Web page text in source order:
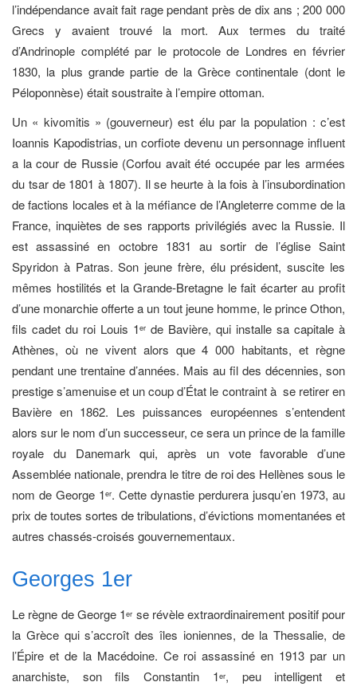
l’indépendance avait fait rage pendant près de dix ans ; 200 000
Grecs y avaient trouvé la mort. Aux termes du traité
d’Andrinople complété par le protocole de Londres en février
1830, la plus grande partie de la Grèce continentale (dont le
Péloponnèse) était soustraite à l’empire ottoman.
Un « kivomitis » (gouverneur) est élu par la population : c’est
Ioannis Kapodistrias, un corfiote devenu un personnage influent
a la cour de Russie (Corfou avait été occupée par les armées
du tsar de 1801 à 1807). Il se heurte à la fois à l’insubordination
de factions locales et à la méfiance de l’Angleterre comme de la
France, inquiètes de ses rapports privilégiés avec la Russie. Il
est assassiné en octobre 1831 au sortir de l’église Saint
Spyridon à Patras. Son jeune frère, élu président, suscite les
mêmes hostilités et la Grande-Bretagne le fait écarter au profit
d’une monarchie offerte a un tout jeune homme, le prince Othon,
fils cadet du roi Louis 1er de Bavière, qui installe sa capitale à
Athènes, où ne vivent alors que 4 000 habitants, et règne
pendant une trentaine d’années. Mais au fil des décennies, son
prestige s’amenuise et un coup d’État le contraint à se retirer en
Bavière en 1862. Les puissances européennes s’entendent
alors sur le nom d’un successeur, ce sera un prince de la famille
royale du Danemark qui, après un vote favorable d’une
Assemblée nationale, prendra le titre de roi des Hellènes sous le
nom de George 1er. Cette dynastie perdurera jusqu’en 1973, au
prix de toutes sortes de tribulations, d’évictions momentanées et
autres chassés-croisés gouvernementaux.
Georges 1er
Le règne de George 1er se révèle extraordinairement positif pour
la Grèce qui s’accroît des îles ioniennes, de la Thessalie, de
l’Épire et de la Macédoine. Ce roi assassiné en 1913 par un
anarchiste, son fils Constantin 1er, peu intelligent et